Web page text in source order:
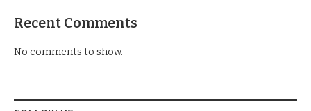
Recent Comments
No comments to show.